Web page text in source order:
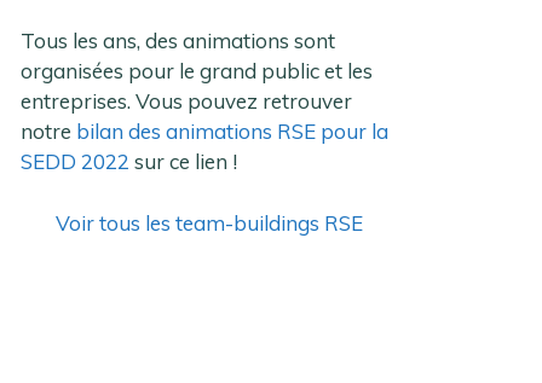
Tous les ans, des animations sont
organisées pour le grand public et les
entreprises. Vous pouvez retrouver
notre bilan des animations RSE pour la
SEDD 2022 sur ce lien !
Voir tous les team-buildings RSE